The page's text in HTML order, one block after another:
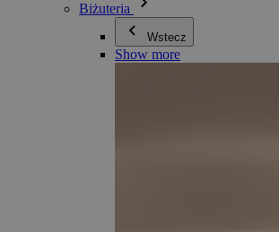
Biżuteria
Wstecz
Show more